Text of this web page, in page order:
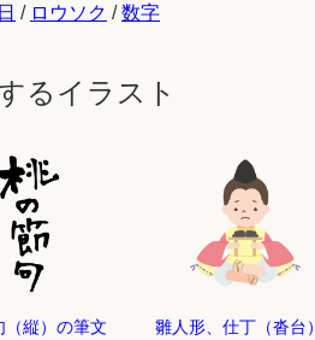
/ ロウソク /数字
るイラスト
（縦）の筆文
雛人形、仕丁（沓台）